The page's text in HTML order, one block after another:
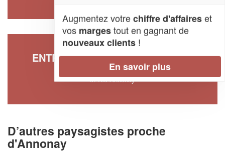
ENTREPRISE ERRECART MICHEL
36 Avenue Jean Moulin
07100 Annonay
D’autres paysagistes proche
d'Annonay
Augmentez votrechiffre d'affaireset
vos margestout en gagnant de
nouveaux clients !
En savoir plus